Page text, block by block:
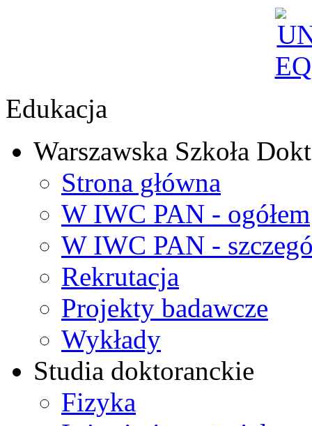
Edukacja
Warszawska Szkoła
Strona główna
W IWC PAN - ogółem
W IWC PAN -
Rekrutacja
Projekty badawcze
Wykłady
Studia doktoranckie
Fizyka